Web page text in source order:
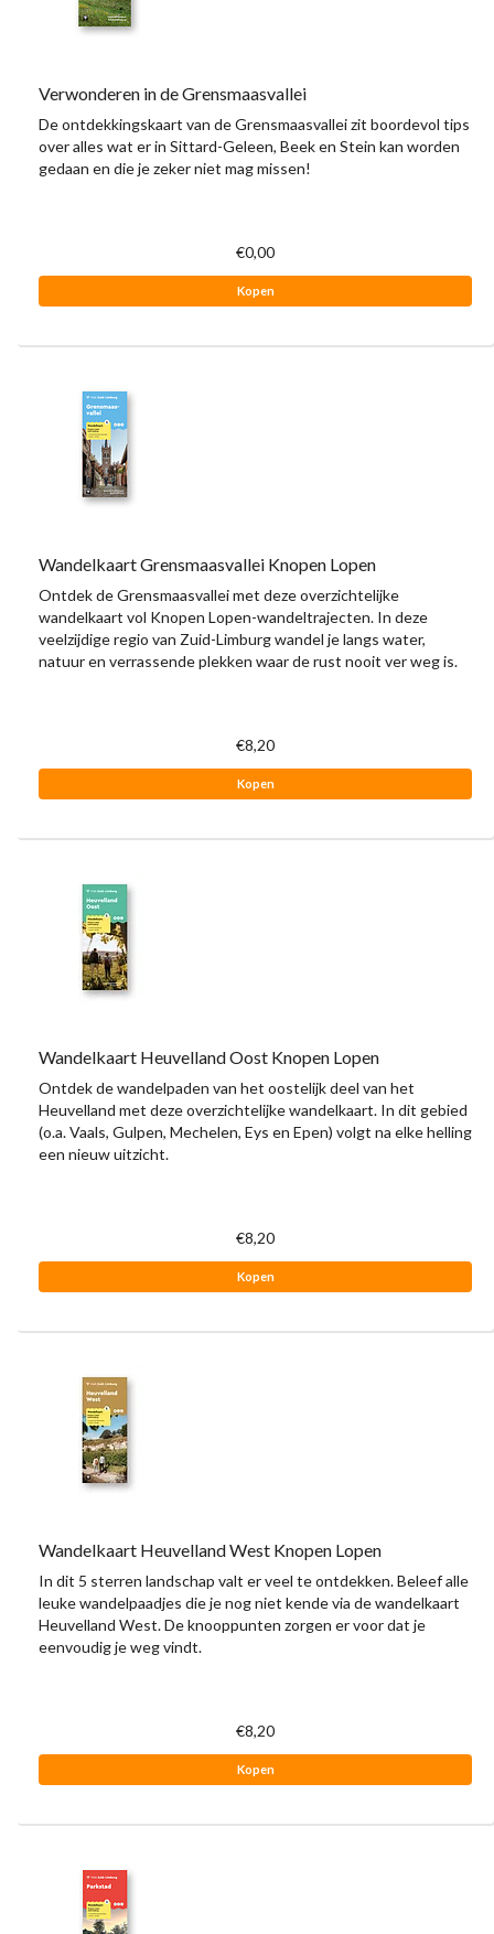
Verwonderen in de Grensmaasvallei
De ontdekkingskaart van de Grensmaasvallei zit boordevol tips
over alles wat er in Sittard-Geleen, Beek en Stein kan worden
gedaan en die je zeker niet mag missen!
€0,00
Kopen
Wandelkaart Grensmaasvallei Knopen Lopen
Ontdek de Grensmaasvallei met deze overzichtelijke
wandelkaart vol Knopen Lopen-wandeltrajecten. In deze
veelzijdige regio van Zuid-Limburg wandel je langs water,
natuur en verrassende plekken waar de rust nooit ver weg is.
€8,20
Kopen
Wandelkaart Heuvelland Oost Knopen Lopen
Ontdek de wandelpaden van het oostelijk deel van het
Heuvelland met deze overzichtelijke wandelkaart. In dit gebied
(o.a. Vaals, Gulpen, Mechelen, Eys en Epen) volgt na elke helling
een nieuw uitzicht.
€8,20
Kopen
Wandelkaart Heuvelland West Knopen Lopen
In dit 5 sterren landschap valt er veel te ontdekken. Beleef alle
leuke wandelpaadjes die je nog niet kende via de wandelkaart
Heuvelland West. De knooppunten zorgen er voor dat je
eenvoudig je weg vindt.
€8,20
Kopen